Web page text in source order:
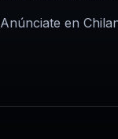
Anúnciate en